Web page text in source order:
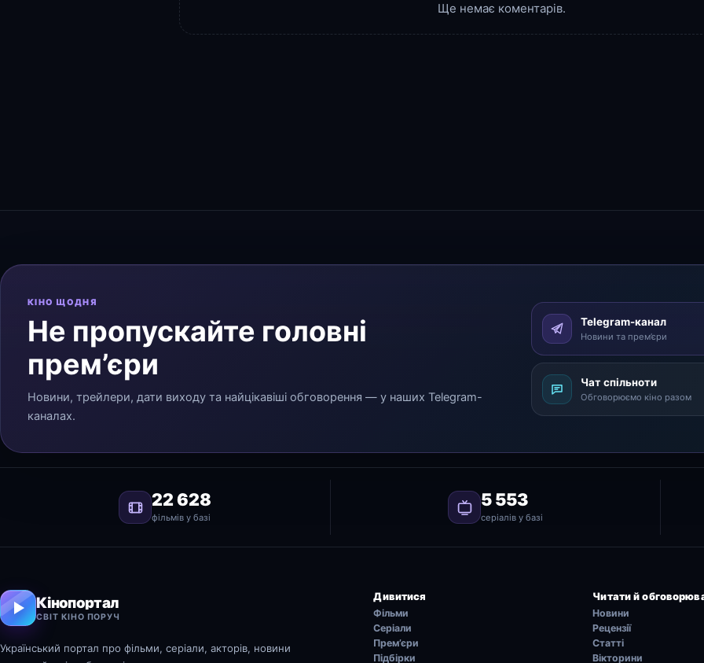
Ще немає коментарів.
КІНО ЩОДНЯ
Не пропускайте головні
прем’єри
Новини, трейлери, дати виходу та найцікавіші обговорення — у наших Telegram-
каналах.
Telegram-канал
Новини та прем’єри
Чат спільноти
Обговорюємо кіно разом
22 628
фільмів у базі
5 553
серіалів у базі
Кінопортал
СВІТ КІНО ПОРУЧ
Український портал про фільми, серіали, акторів, новини
Дивитися
Фільми
Серіали
Прем’єри
Підбірки
Читати й
Новини
Рецензії
Статті
Вікторини